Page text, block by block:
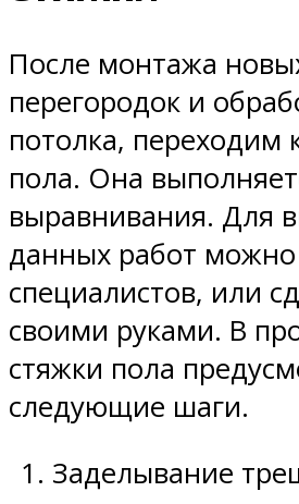
После монтажа
перегородок и
потолка, переходим
пола. Она
выравнивания. Для
данных работ
специалистов, или
своими руками. В
стяжки пола
следующие шаги.
Заделывание